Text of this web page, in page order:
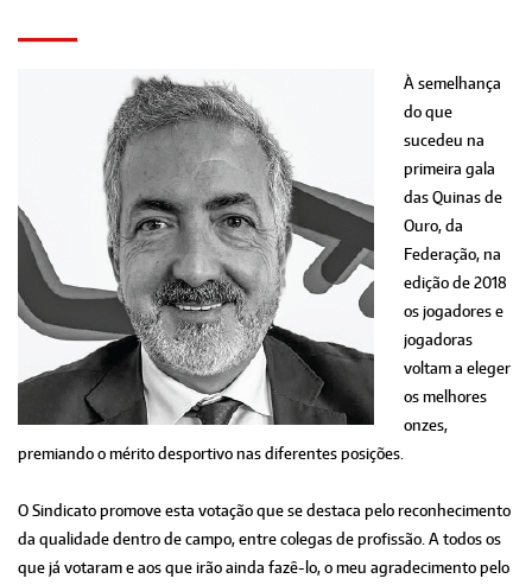
À semelhança
do que
sucedeu na
primeira gala
das Quinas de
Ouro, da
Federação, na
edição de 2018
os jogadores e
jogadoras
voltam a eleger
os melhores
onzes,
premiando o mérito desportivo nas diferentes posições.
O Sindicato promove esta votação que se destaca pelo reconhecimento
da qualidade dentro de campo, entre colegas de profissão. A todos os
que já votaram e aos que irão ainda fazê-lo, o meu agradecimento pelo